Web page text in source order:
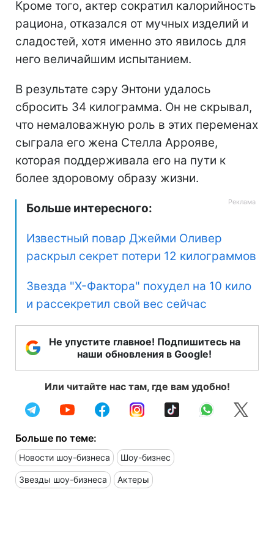
Кроме того, актер сократил калорийность
рациона, отказался от мучных изделий и
сладостей, хотя именно это явилось для
него величайшим испытанием.
В результате сэру Энтони удалось
сбросить 34 килограмма. Он не скрывал,
что немаловажную роль в этих переменах
сыграла его жена Стелла Аррояве,
которая поддерживала его на пути к
более здоровому образу жизни.
Больше интересного:
Известный повар Джейми Оливер
раскрыл секрет потери 12 килограммов
Звезда "Х-Фактора" похудел на 10 кило
и рассекретил свой вес сейчас
Не упустите главное! Подпишитесь на
наши обновления в Google!
Или читайте нас там, где вам удобно!
Больше по теме:
Новости шоу-бизнеса Шоу-бизнес
Звезды шоу-бизнеса Актеры